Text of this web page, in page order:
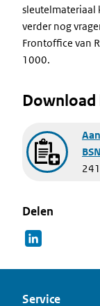
sleutelmateriaal
verder nog
Frontoffice van
1000.
Document
Delen
Service